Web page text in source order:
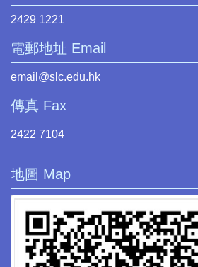
2429 1221
電郵地址 Email
email@slc.edu.hk
傳真 Fax
2422 7104
地圖 Map